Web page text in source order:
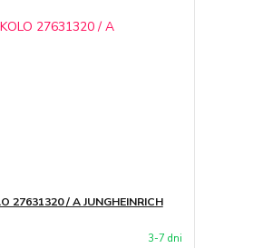
27631320 / A JUNGHEINRICH
3-7 dni